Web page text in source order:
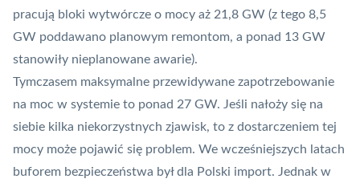
pracują bloki wytwórcze o mocy aż 21,8 GW (z tego 8,5
GW poddawano planowym remontom, a ponad 13 GW
stanowiły nieplanowane awarie).
Tymczasem maksymalne przewidywane zapotrzebowanie
na moc w systemie to ponad 27 GW. Jeśli nałoży się na
siebie kilka niekorzystnych zjawisk, to z dostarczeniem tej
mocy może pojawić się problem. We wcześniejszych latach
buforem bezpieczeństwa był dla Polski import. Jednak w